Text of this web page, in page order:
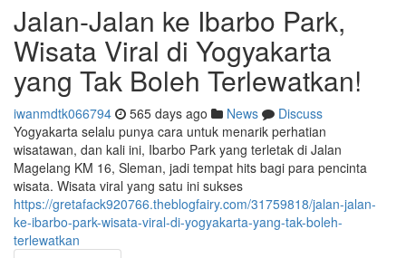
Jalan-Jalan ke Ibarbo Park,
Wisata Viral di Yogyakarta
yang Tak Boleh Terlewatkan!
iwanmdtk066794 565 days ago News
Discuss
Yogyakarta selalu punya cara untuk menarik perhatian
wisatawan, dan kali ini, Ibarbo Park yang terletak di Jalan
Magelang KM 16, Sleman, jadi tempat hits bagi para pencinta
wisata. Wisata viral yang satu ini sukses
https://gretafack920766.theblogfairy.com/31759818/jalan-jalan-
ke-ibarbo-park-wisata-viral-di-yogyakarta-yang-tak-boleh-
terlewatkan